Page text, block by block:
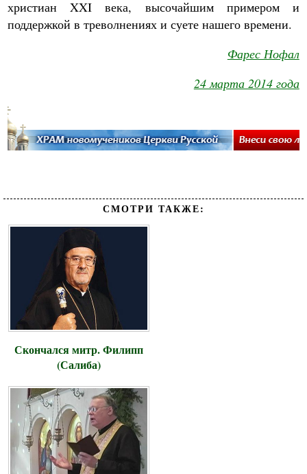
христиан XXI века, высочайшим примером и
поддержкой в треволнениях и суете нашего времени.
Фарес Нофал
24 марта 2014 года
СМОТРИ ТАКЖЕ:
Скончался митр. Филипп
(Салиба)